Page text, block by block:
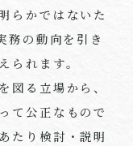
らかではないた
の動向を引き
られます。
図る立場から、
て公正なもので
たり検討・説明